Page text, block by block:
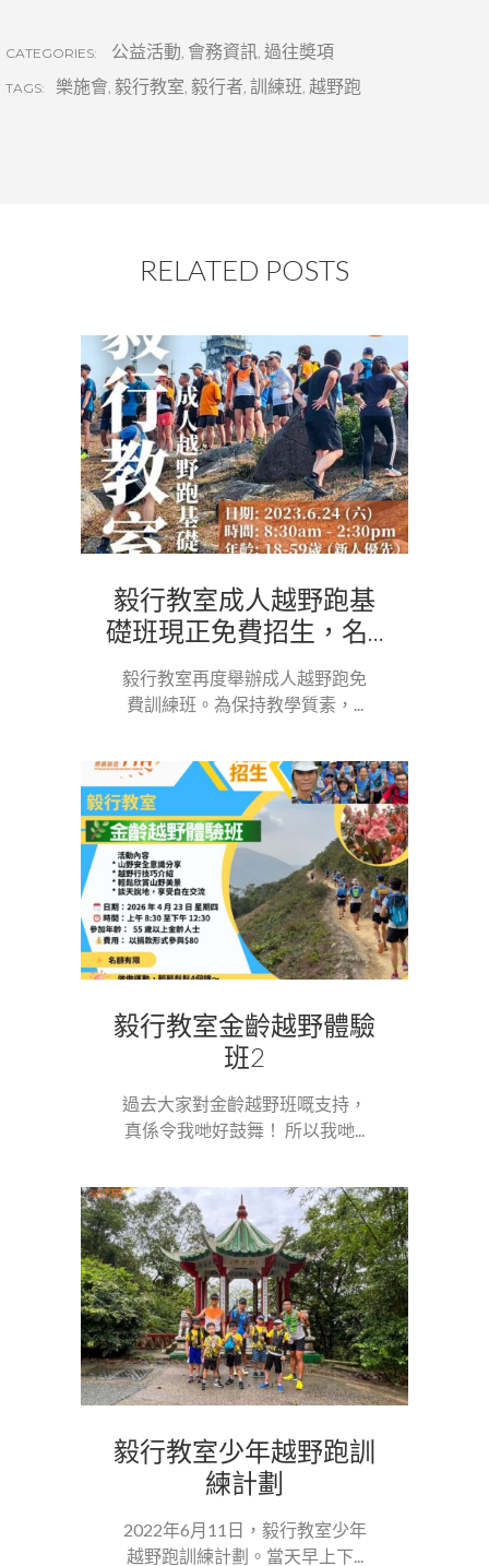
CATEGORIES: 公益活動, 會務資訊, 過往奬項
TAGS: 樂施會, 毅行教室, 毅行者, 訓練班, 越野跑
RELATED POSTS
毅行教室成人越野跑基
礎班現正免費招生，名...
毅行教室再度舉辦成人越野跑免
費訓練班。為保持教學質素，...
毅行教室金齡越野體驗
班2
過去大家對金齡越野班嘅支持，
真係令我哋好鼓舞！ 所以我哋...
毅行教室少年越野跑訓
練計劃
2022年6月11日，毅行教室少年
越野跑訓練計劃。當天早上下...